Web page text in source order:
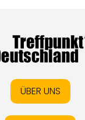
ÜBER UNS